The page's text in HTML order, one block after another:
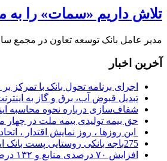
تلاش داریم «سمات» را به
مدیر عامل بانک توسعه تعاون در مجمع
آخرین اخبار
اجرای برنامه تحول بانک با تمرکز
تبدیل قبوض آب، برق و گاز به
شفاف‌سازی درباره نحوه محاسبه
حق بیمه تولیدی بیمه ملت در چهار ماه
این روزها ، روز نمایش اقتدار ،
275باجه بانکی روستایی پست بانک ایران منابع خود را به بیش از ۱۰۰ میلیارد ریال افزایش دادند
افزایش ۷۰ درصدی منابع و ۱۳۲ درصدی ضمانت‌نامه‌های ریالی صادره پست بانک ایران در چهارماهه اول سال 1405